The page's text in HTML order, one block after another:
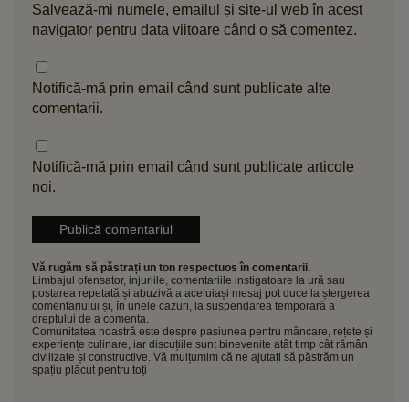
Salvează-mi numele, emailul și site-ul web în acest
navigator pentru data viitoare când o să comentez.
Notifică-mă prin email când sunt publicate alte
comentarii.
Notifică-mă prin email când sunt publicate articole
noi.
Vă rugăm să păstrați un ton respectuos în comentarii.
Limbajul ofensator, injuriile, comentariile instigatoare la ură sau
postarea repetată și abuzivă a aceluiași mesaj pot duce la ștergerea
comentariului și, în unele cazuri, la suspendarea temporară a
dreptului de a comenta.
Comunitatea noastră este despre pasiunea pentru mâncare, rețete și
experiențe culinare, iar discuțiile sunt binevenite atât timp cât rămân
civilizate și constructive. Vă mulțumim că ne ajutați să păstrăm un
spațiu plăcut pentru toți